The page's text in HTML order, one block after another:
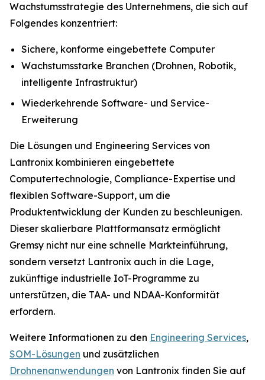
Wachstumsstrategie des Unternehmens, die sich auf
Folgendes konzentriert:
Sichere, konforme eingebettete Computer
Wachstumsstarke Branchen (Drohnen, Robotik,
intelligente Infrastruktur)
Wiederkehrende Software- und Service-
Erweiterung
Die Lösungen und Engineering Services von
Lantronix kombinieren eingebettete
Computertechnologie, Compliance-Expertise und
flexiblen Software-Support, um die
Produktentwicklung der Kunden zu beschleunigen.
Dieser skalierbare Plattformansatz ermöglicht
Gremsy nicht nur eine schnelle Markteinführung,
sondern versetzt Lantronix auch in die Lage,
zukünftige industrielle IoT-Programme zu
unterstützen, die TAA- und NDAA-Konformität
erfordern.
Weitere Informationen zu den Engineering Services,
SOM-Lösungen und zusätzlichen
Drohnenanwendungen von Lantronix finden Sie auf